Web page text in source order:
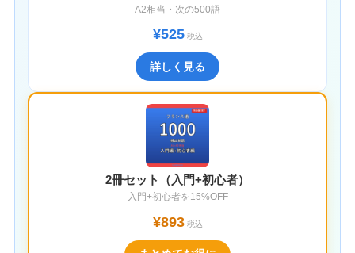
A2相当・次の500語
¥525税込
詳しく見る
2冊セット（入門+初心者）
入門+初心者を15%OFF
¥893税込